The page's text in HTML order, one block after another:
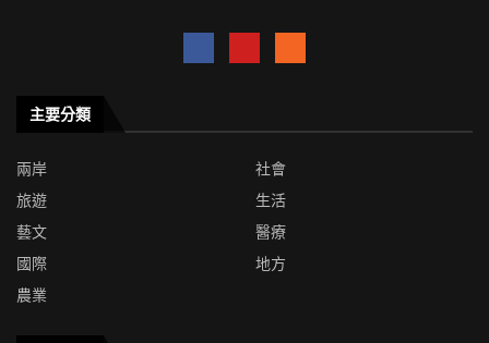
主要分類
兩岸
社會
旅遊
生活
藝文
醫療
國際
地方
農業